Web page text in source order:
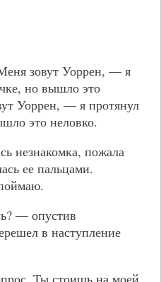
зовут Уоррен, — я
но вышло это
Уоррен, — я протянул
это неловко.
незнакомка, пожала
ее пальцами.
— опустив
в наступление
Ты стоишь на моей